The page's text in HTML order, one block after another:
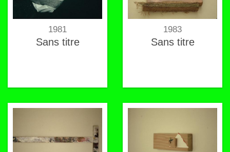
1981
Sans titre
1983
Sans titre